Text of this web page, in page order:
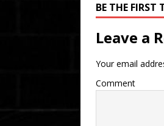
BE THE
Leave a
Your email
Comment